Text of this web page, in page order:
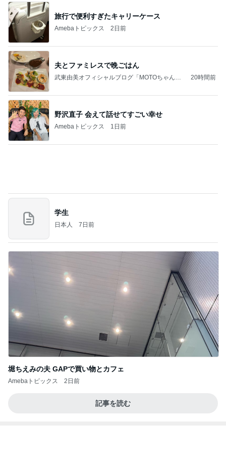
旅行で便利すぎたキャリーケース
Amebaトピックス 2日前
夫とファミレスで晩ごはん
武東由美オフィシャルブログ「MOTOちゃんと
20時間前
野沢直子 会えて話せてすごい幸せ
Amebaトピックス 1日前
学生
日本人 7日前
堀ちえみの夫 GAPで買い物とカフェ
Amebaトピックス 2日前
記事を読む